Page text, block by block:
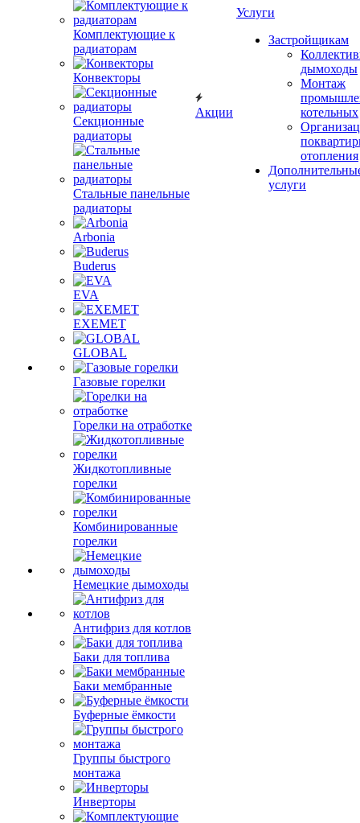
Комплектующие к
радиаторам
Конвекторы
Секционные
радиаторы
Стальные панельные
радиаторы
Arbonia
Buderus
EVA
EXEMET
GLOBAL
Газовые горелки
Горелки на отработке
Жидкотопливные
горелки
Комбинированные
горелки
Немецкие дымоходы
Антифриз для котлов
Баки для топлива
Баки мембранные
Буферные ёмкости
Группы быстрого
монтажа
Инверторы
Акции
Услуги
Застройщикам
дымоходы
Монтаж
котельных
отопления
услуги